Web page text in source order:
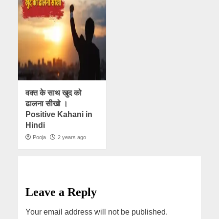
वक्त के साथ खुद को
ढालना सीखो ।
Positive Kahani in
Hindi
Pooja 2 years ago
Leave a Reply
Your email address will not be published.